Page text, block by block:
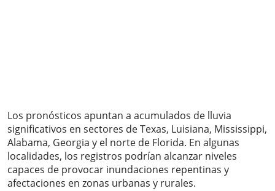
Los pronósticos apuntan a acumulados de lluvia
significativos en sectores de Texas, Luisiana, Mississippi,
Alabama, Georgia y el norte de Florida. En algunas
localidades, los registros podrían alcanzar niveles
capaces de provocar inundaciones repentinas y
afectaciones en zonas urbanas y rurales.